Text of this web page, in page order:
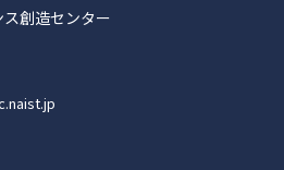
創造センター